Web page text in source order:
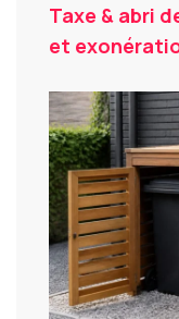
Taxe & abri
et